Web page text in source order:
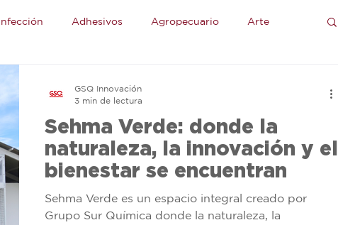
Adhesivos Agropecuario Arte
Sehma Verde: donde la
naturaleza, la innovación y el
bienestar se encuentran
Sehma Verde es un espacio integral creado por
Grupo Sur Química donde la naturaleza, la
GSQ Innovación
3 min de lectura